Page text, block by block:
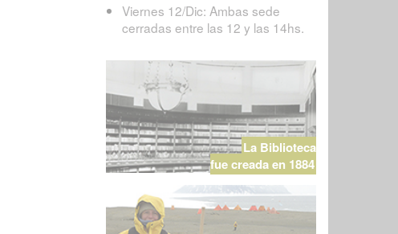
Viernes 12/Dic: Ambas sede
cerradas entre las 12 y las 14hs.
La Biblioteca
fue creada en 1884